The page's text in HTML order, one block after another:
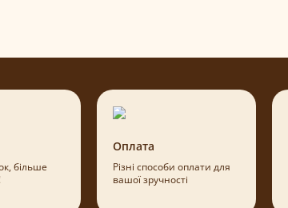
більше
Оплата
Різні способи оплати для
вашої зручності